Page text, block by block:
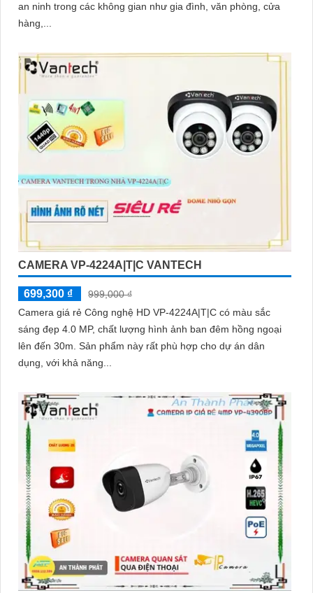
an ninh trong các không gian như gia đình, văn phòng, cửa
hàng,...
CAMERA VP-4224A|T|C VANTECH
699,300 ₫
999,000 ₫
Camera giá rẻ Công nghệ HD VP-4224A|T|C có màu sắc
sáng đẹp 4.0 MP, chất lượng hình ảnh ban đêm hồng ngoại
lên đến 30m. Sản phẩm này rất phù hợp cho dự án dân
dụng, với khả năng...